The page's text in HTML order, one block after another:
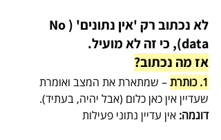
לא נכתוב רק 'אין נתונים' (No
data), כי זה לא מועיל.
אז מה נכתוב?
1. כותרת
– שמתארת את המצב ואומרת
שעדיין אין כאן כלום (אבל יהיה, בעתיד).
דוגמה: אין עדיין נתוני פעילות